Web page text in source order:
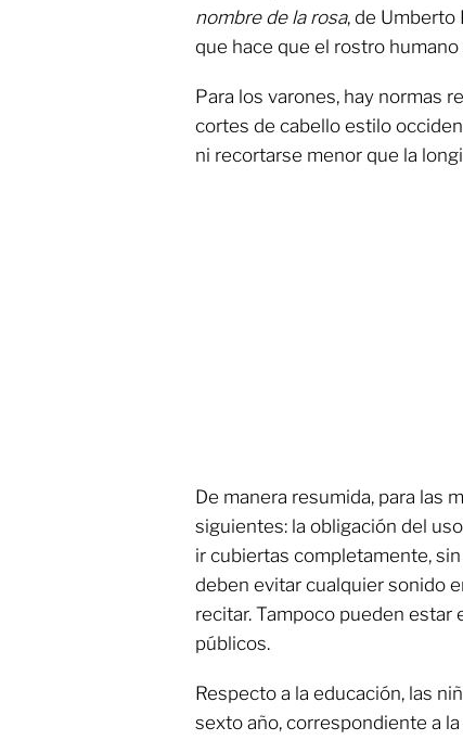
nombre de la rosa, de Umberto
que hace que el rostro
Para los varones, hay normas
cortes de cabello estilo
ni recortarse menor que la
De manera resumida, para las
siguientes: la obligación del
ir cubiertas completamente,
deben evitar cualquier sonido
recitar. Tampoco pueden estar
públicos.
Respecto a la educación, las
sexto año, correspondiente a